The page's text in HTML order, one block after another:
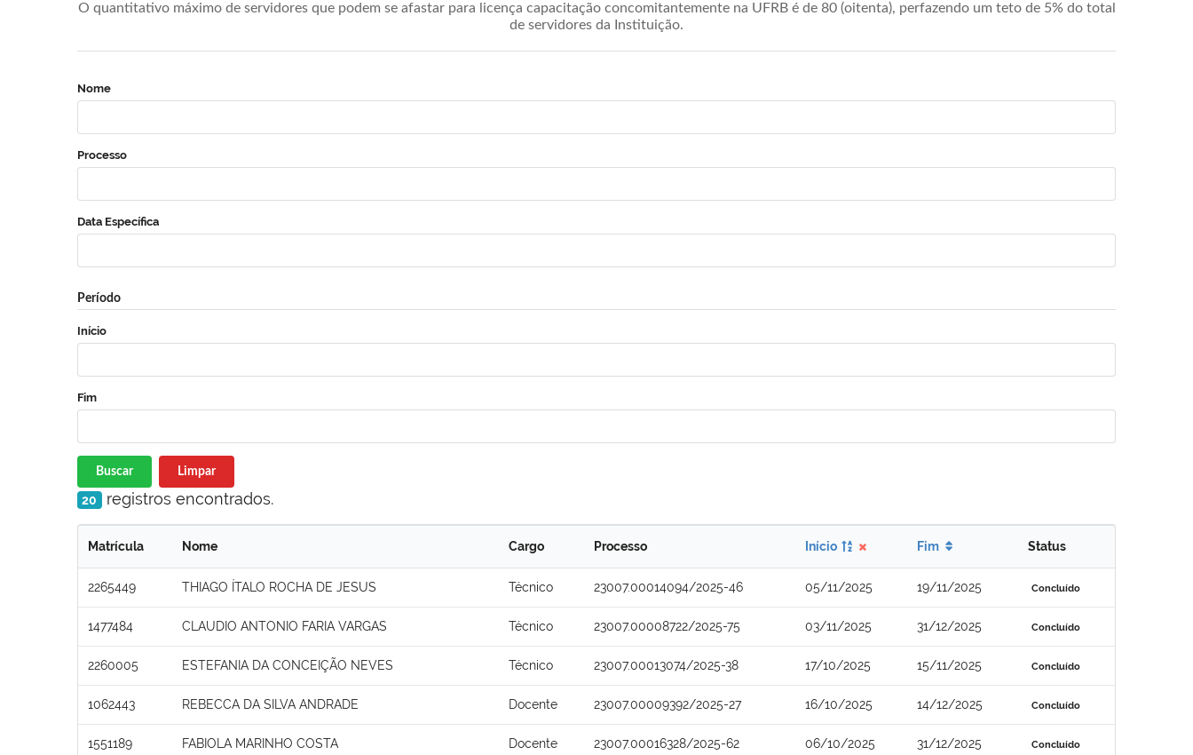
O quantitativo máximo de servidores que podem se afastar para licença capacitação concomitantemente na UFRB é de 80 (oitenta), perfazendo um teto de 5% do total
de servidores da Instituição.
Nome
Processo
Data Específica
Período
Início
Fim
Buscar Limpar
20 registros encontrados.
Matrícula Nome Cargo Processo Início Fim Status
2265449 THIAGO ÍTALO ROCHA DE JESUS Técnico 23007.00014094/2025-46 05/11/2025 19/11/2025 Concluído
1477484 CLAUDIO ANTONIO FARIA VARGAS Técnico 23007.00008722/2025-75 03/11/2025 31/12/2025 Concluído
2260005 ESTEFANIA DA CONCEIÇÃO NEVES Técnico 23007.00013074/2025-38 17/10/2025 15/11/2025 Concluído
1062443 REBECCA DA SILVA ANDRADE Docente 23007.00009392/2025-27 16/10/2025 14/12/2025 Concluído
1551189 FABIOLA MARINHO COSTA Docente 23007.00016328/2025-62 06/10/2025 31/12/2025 Concluído